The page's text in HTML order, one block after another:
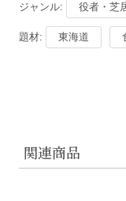
ジャンル: 役者・芝
題材: 東海道
関連商品